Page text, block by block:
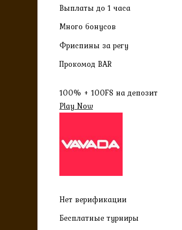
Выплаты до 1 часа
Много бонусов
Фриспины за регу
Прокомод BAR
100% + 100FS на депозит
Play Now
Нет верификации
Бесплатные турниры